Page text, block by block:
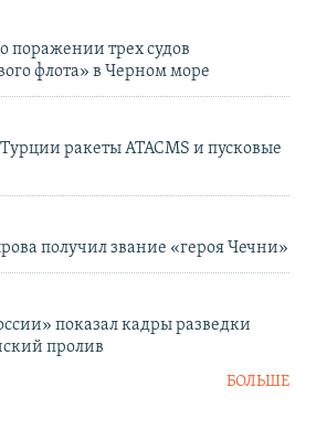
поражении трех судов
флота» в Черном море
ракеты ATACMS и пусковые
получил звание «героя Чечни»
показал кадры разведки
пролив
БОЛЬШЕ